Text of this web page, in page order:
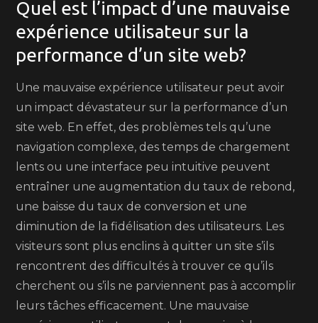
Quel est l’impact d’une mauvaise
expérience utilisateur sur la
performance d’un site web?
Une mauvaise expérience utilisateur peut avoir
un impact dévastateur sur la performance d’un
site web. En effet, des problèmes tels qu’une
navigation complexe, des temps de chargement
lents ou une interface peu intuitive peuvent
entraîner une augmentation du taux de rebond,
une baisse du taux de conversion et une
diminution de la fidélisation des utilisateurs. Les
visiteurs sont plus enclins à quitter un site s’ils
rencontrent des difficultés à trouver ce qu’ils
cherchent ou s’ils ne parviennent pas à accomplir
leurs tâches efficacement. Une mauvaise